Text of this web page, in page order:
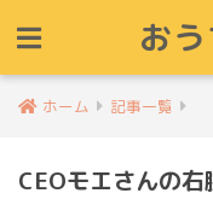
お
ホーム 記事一覧
CEOモエさんの